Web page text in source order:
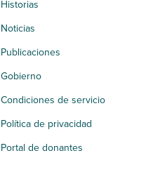
Historias
Noticias
Publicaciones
Gobierno
Condiciones de servicio
Política de privacidad
Portal de donantes